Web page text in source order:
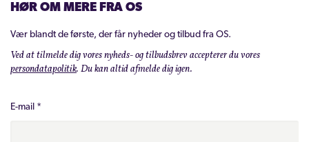
HØR OM MERE FRA OS
Vær blandt de første, der får nyheder og tilbud fra OS.
Ved at tilmelde dig vores nyheds- og tilbudsbrev accepterer du vores
persondatapolitik. Du kan altid afmelde dig igen.
E-mail *